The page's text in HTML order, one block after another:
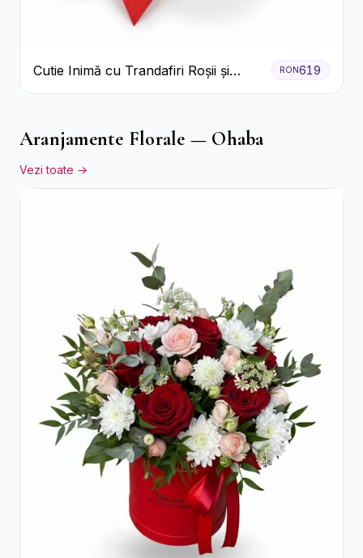
Cutie Inimă cu Trandafiri Roșii și
Bomboane Raffaello
RON619
Aranjamente Florale — Ohaba
Vezi toate →